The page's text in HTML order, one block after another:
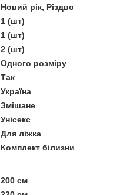
Новий рік, Різдво
1 (шт)
1 (шт)
2 (шт)
Одного розміру
Так
Україна
Змішане
Унісекс
Для ліжка
Комплект білизни
200 см